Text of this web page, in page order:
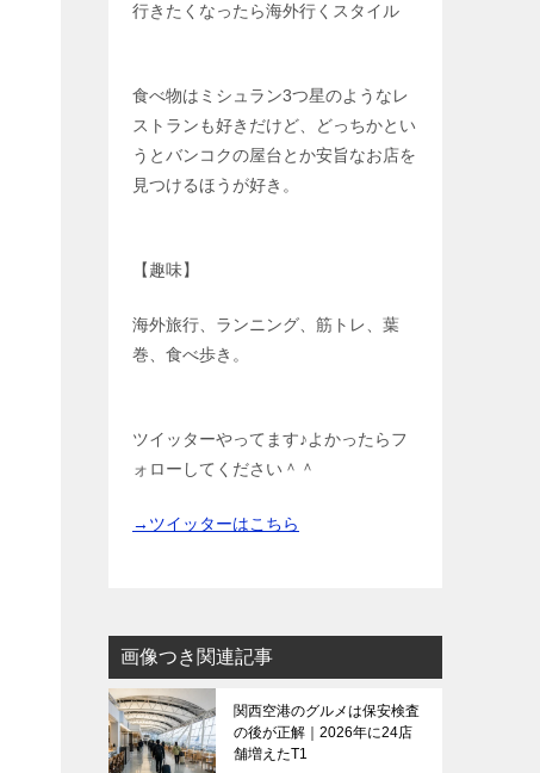
行きたくなったら海外行くスタイル
食べ物はミシュラン3つ星のようなレ
ストランも好きだけど、どっちかとい
うとバンコクの屋台とか安旨なお店を
見つけるほうが好き。
【趣味】
海外旅行、ランニング、筋トレ、葉
巻、食べ歩き。
ツイッターやってます♪よかったらフ
ォローしてください＾＾
→ツイッターはこちら
画像つき関連記事
関西空港のグルメは保安検査
の後が正解｜2026年に24店
舗増えたT1